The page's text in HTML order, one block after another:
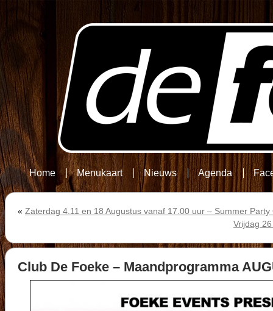
Home Menukaart Nieuws Agenda
« Zaterdag 4.11 en 18 Augustus vanaf 17.00 uur – Summer
Vrijdag
Club De Foeke – Maandprogramma